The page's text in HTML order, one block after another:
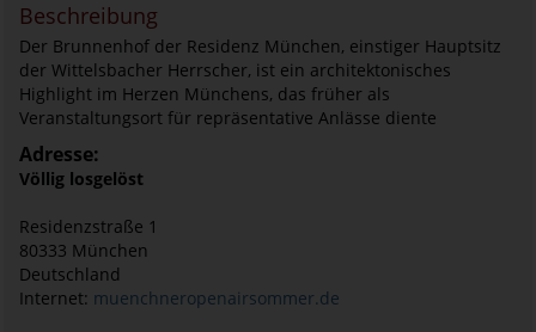
Beschreibung
Der Brunnenhof der Residenz München, einstiger Hauptsitz
der Wittelsbacher Herrscher, ist ein architektonisches
Highlight im Herzen Münchens, das früher als
Veranstaltungsort für repräsentative Anlässe diente
Adresse:
Völlig losgelöst
Residenzstraße 1
80333 München
Deutschland
Internet: muenchneropenairsommer.de